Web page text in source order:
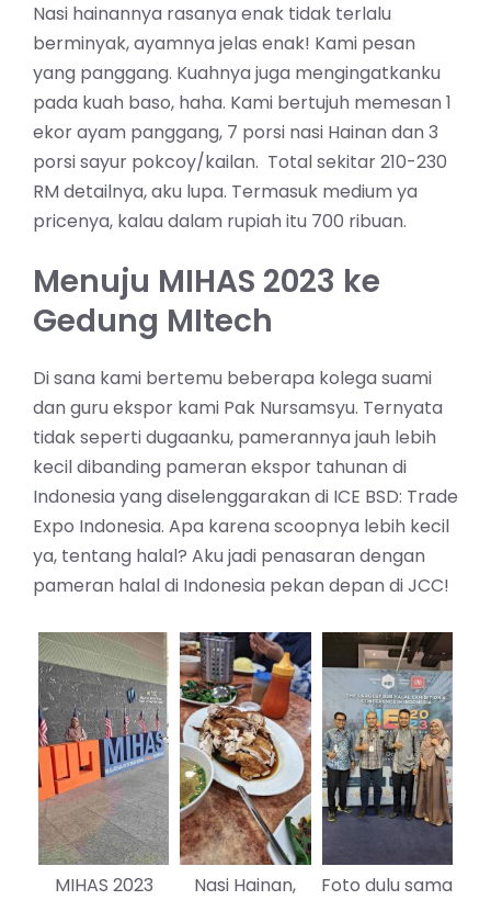
Nasi hainannya rasanya enak tidak terlalu
berminyak, ayamnya jelas enak! Kami pesan
yang panggang. Kuahnya juga mengingatkanku
pada kuah baso, haha. Kami bertujuh memesan 1
ekor ayam panggang, 7 porsi nasi Hainan dan 3
porsi sayur pokcoy/kailan. Total sekitar 210-230
RM detailnya, aku lupa. Termasuk medium ya
pricenya, kalau dalam rupiah itu 700 ribuan.
Menuju MIHAS 2023 ke
Gedung MItech
Di sana kami bertemu beberapa kolega suami
dan guru ekspor kami Pak Nursamsyu. Ternyata
tidak seperti dugaanku, pamerannya jauh lebih
kecil dibanding pameran ekspor tahunan di
Indonesia yang diselenggarakan di ICE BSD: Trade
Expo Indonesia. Apa karena scoopnya lebih kecil
ya, tentang halal? Aku jadi penasaran dengan
pameran halal di Indonesia pekan depan di JCC!
MIHAS 2023
Nasi Hainan,
Foto dulu sama